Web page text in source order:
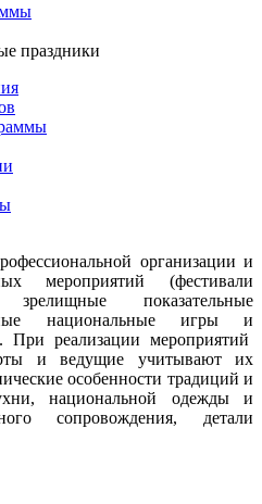
праздники
организации и
мероприятий (фестивали
показательные
национальные игры и
При реализации мероприятий
и ведущие учитывают их
особенности традиций и
национальной одежды и
сопровождения, детали